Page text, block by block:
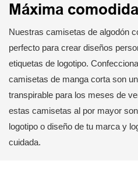
Máxima
Nuestras camisetas de algodón
perfecto para crear diseños
etiquetas de logotipo.
camisetas de manga corta son
transpirable para los meses de
estas camisetas al por mayor
logotipo o diseño de tu marca y
cuidada.